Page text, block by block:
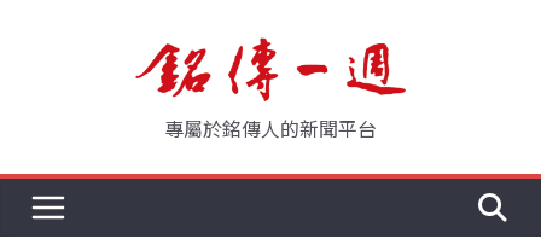
專屬於銘傳人的新聞平台